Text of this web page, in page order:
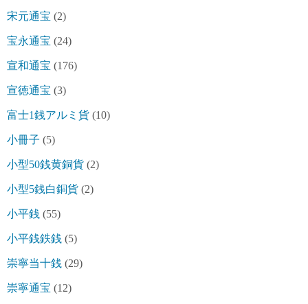
宋元通宝 (2)
宝永通宝 (24)
宣和通宝 (176)
宣徳通宝 (3)
富士1銭アルミ貨 (10)
小冊子 (5)
小型50銭黄銅貨 (2)
小型5銭白銅貨 (2)
小平銭 (55)
小平銭鉄銭 (5)
崇寧当十銭 (29)
崇寧通宝 (12)